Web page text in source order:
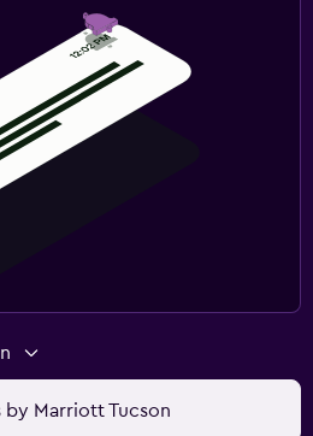
by Marriott Tucson